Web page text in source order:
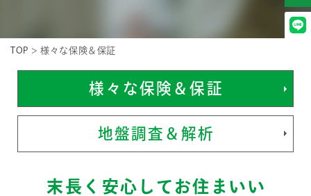
TOP > 様々な保険＆保証
様々な保険＆保証
地盤調査＆解析
末長く安心してお住まいい